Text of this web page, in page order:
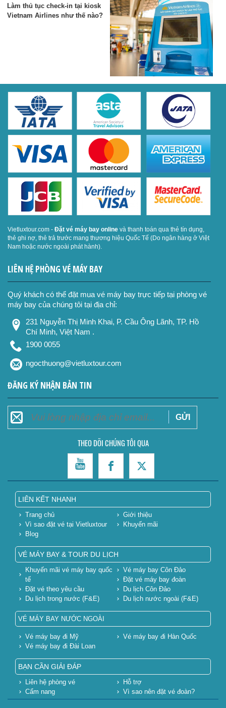
Làm thủ tục check-in tại kiosk
Vietnam Airlines như thế nào?
Vietluxtour.com - Đặt vé máy bay online và thanh toán qua thẻ tín dụng,
thẻ ghi nợ, thẻ trả trước mang thương hiệu Quốc Tế (Do ngân hàng ở Việt
Nam hoặc nước ngoài phát hành).
LIÊN HỆ PHÒNG VÉ MÁY BAY
Quý khách có thể đặt mua vé máy bay trực tiếp tại phòng vé
máy bay của chúng tôi tại địa chỉ:
231 Nguyễn Thị Minh Khai, P. Cầu Ông Lãnh, TP. Hồ
Chí Minh, Việt Nam .
1900 0055
ĐĂNG KÝ NHẬN BẢN TIN
THEO DÕI CHÚNG TÔI QUA
LIÊN KẾT NHANH
Trang chủ
Giới thiệu
Vì sao đặt vé tại Vietluxtour
Khuyến mãi
Blog
VÉ MÁY BAY & TOUR DU LỊCH
Khuyến mãi vé máy bay quốc
tế
Vé máy bay Côn Đảo
Đặt vé máy bay đoàn
Đặt vé theo yêu cầu
Du lịch Côn Đảo
Du lịch trong nước (F&E)
Du lịch nước ngoài (F&E)
VÉ MÁY BAY NƯỚC NGOÀI
Vé máy bay đi Mỹ
Vé máy bay đi Hàn Quốc
Vé máy bay đi Đài Loan
BẠN CẦN GIẢI ĐÁP
Liên hệ phòng vé
Hỗ trợ
Cẩm nang
Vì sao nên đặt vé đoàn?